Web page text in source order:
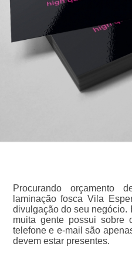
Procurando orçamento
laminação fosca Vila
divulgação do seu negócio.
muita gente possui sobre
telefone e e-mail são
devem estar presentes.